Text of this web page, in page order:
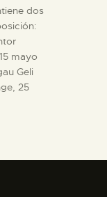
dos
mayo
Geli
25